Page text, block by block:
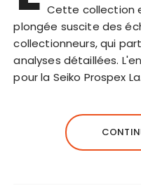
Cette collection
plongée suscite des
collectionneurs, qui
analyses détaillées.
pour la Seiko Prospex